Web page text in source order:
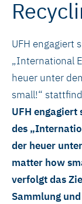
UFH engagiert
„International
heuer unter
small!“
UFH engagiert
des
der heuer
matter how
verfolgt das
Sammlung